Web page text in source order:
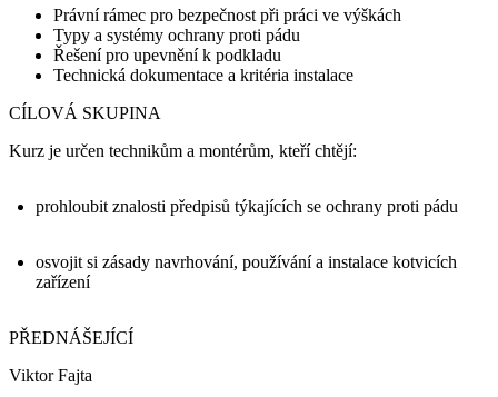
Právní rámec pro bezpečnost při práci ve výškách
Typy a systémy ochrany proti pádu
Řešení pro upevnění k podkladu
Technická dokumentace a kritéria instalace
CÍLOVÁ SKUPINA
Kurz je určen technikům a montérům, kteří chtějí:
prohloubit znalosti předpisů týkajících se ochrany proti pádu
osvojit si zásady navrhování, používání a instalace kotvicích
zařízení
PŘEDNÁŠEJÍCÍ
Viktor Fajta